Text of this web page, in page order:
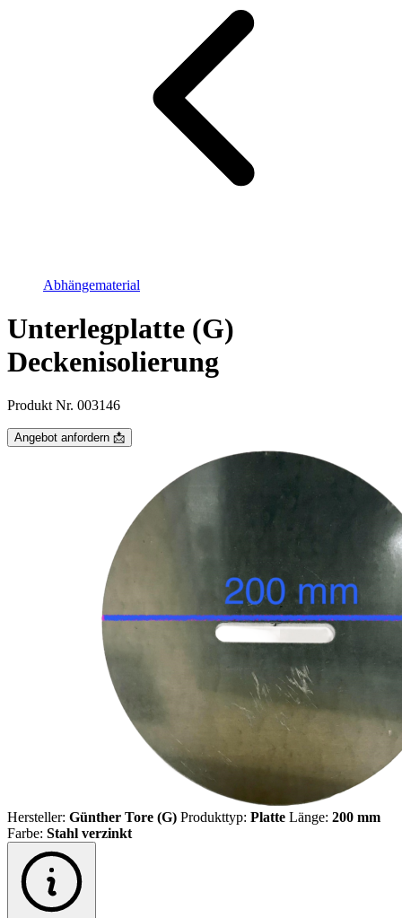
Abhängematerial
Unterlegplatte (G)
Deckenisolierung
Produkt Nr. 003146
Angebot anfordern 📩
Hersteller: Günther Tore (G) Produkttyp: Platte Länge: 200 mm
Farbe: Stahl verzinkt